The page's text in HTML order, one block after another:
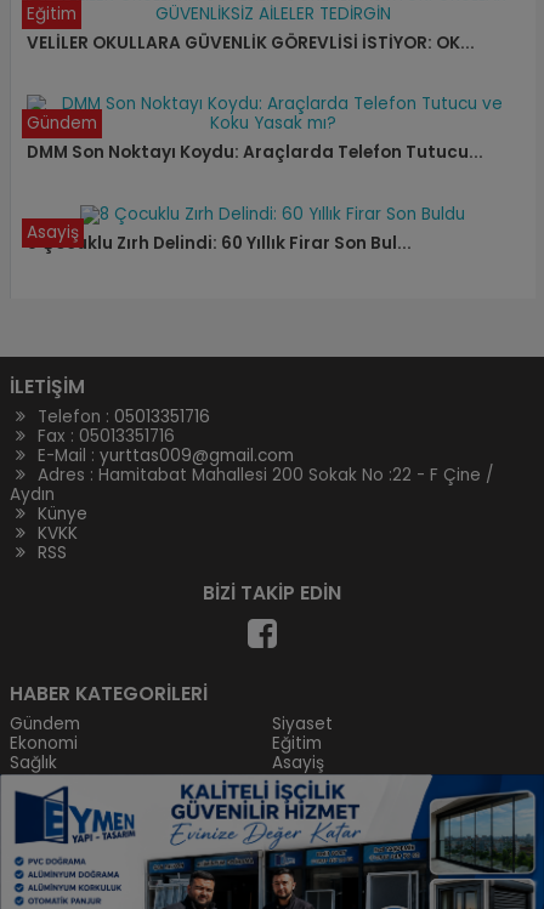
VELİLER OKULLARA GÜVENLİK GÖREVLİSİ İSTİYOR: OK...
Eğitim
DMM Son Noktayı Koydu: Araçlarda Telefon Tutucu...
Gündem
8 Çocuklu Zırh Delindi: 60 Yıllık Firar Son Bul...
Asayiş
İLETİŞİM
Telefon : 05013351716
Fax : 05013351716
E-Mail : yurttas009@gmail.com
Adres : Hamitabat Mahallesi 200 Sokak No :22 - F Çine /
Aydın
Künye
KVKK
RSS
BİZİ TAKİP EDİN
HABER KATEGORİLERİ
Gündem
Siyaset
Ekonomi
Eğitim
Sağlık
Asayiş
Spor
Kültür
Magazin
ilanlar
Çine Kurumları
Tüm hakları saklıdır veÇine Yurt Gazetesi'neaittir2026.
Gerçekleri Yazıyoruz